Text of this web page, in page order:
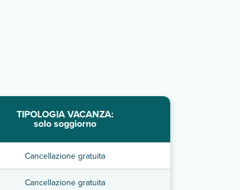
TIPOLOGIA VACANZA:
solo soggiorno
Cancellazione gratuita
Cancellazione gratuita